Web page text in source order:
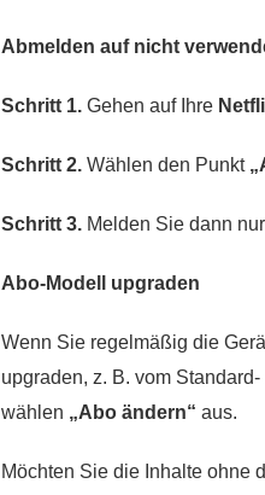
Abmelden auf nicht
Schritt 1. Gehen auf Ihre
Schritt 2. Wählen den Punkt
Schritt 3. Melden Sie dann
Abo-Modell upgraden
Wenn Sie regelmäßig die
upgraden, z. B. vom
wählen „Abo ändern“ aus.
Möchten Sie die Inhalte ohne